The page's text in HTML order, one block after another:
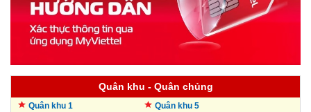
Quân khu - Quân chủng
Quân khu 1
Quân khu 5